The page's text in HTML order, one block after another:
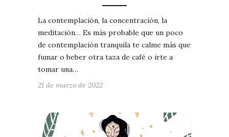
La contemplación, la concentración, la
meditación… Es más probable que un poco
de contemplación tranquila te calme más que
fumar o beber otra taza de café o irte a
tomar una…
21 de marzo de 2022